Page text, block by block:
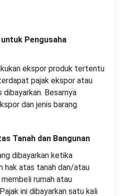
Pengusaha
ekspor produk tertentu
pajak ekspor atau
Besarnya
dan jenis barang.
Tanah dan Bangunan
dibayarkan ketika
hak atas tanah dan/atau
rumah atau
ini dibayarkan satu kali